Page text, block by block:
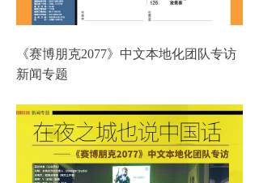
《赛博朋克2077》中文本地化团队专访
新闻专题